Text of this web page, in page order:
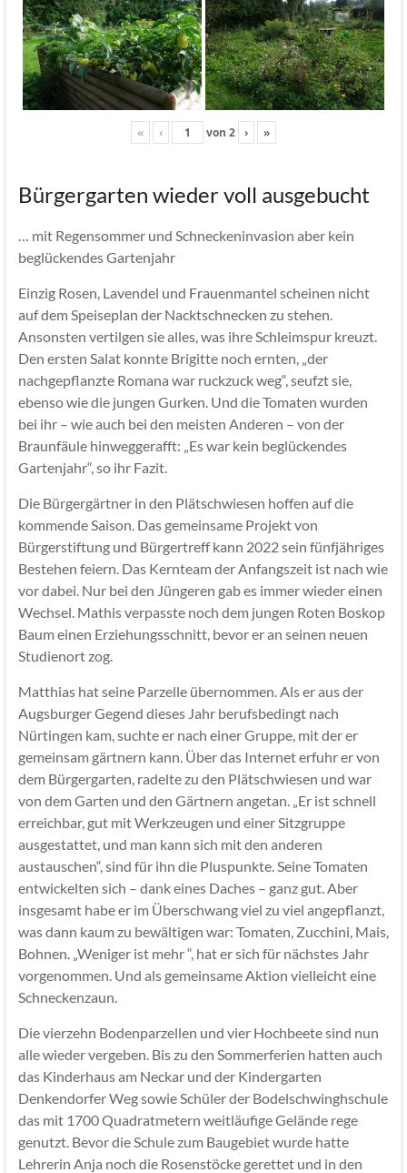
« ‹ von 2 › »
Bürgergarten wieder voll ausgebucht
… mit Regensommer und Schneckeninvasion aber kein
beglückendes Gartenjahr
Einzig Rosen, Lavendel und Frauenmantel scheinen nicht
auf dem Speiseplan der Nacktschnecken zu stehen.
Ansonsten vertilgen sie alles, was ihre Schleimspur kreuzt.
Den ersten Salat konnte Brigitte noch ernten, „der
nachgepflanzte Romana war ruckzuck weg“, seufzt sie,
ebenso wie die jungen Gurken. Und die Tomaten wurden
bei ihr – wie auch bei den meisten Anderen – von der
Braunfäule hinweggerafft: „Es war kein beglückendes
Gartenjahr“, so ihr Fazit.
Die Bürgergärtner in den Plätschwiesen hoffen auf die
kommende Saison. Das gemeinsame Projekt von
Bürgerstiftung und Bürgertreff kann 2022 sein fünfjähriges
Bestehen feiern. Das Kernteam der Anfangszeit ist nach wie
vor dabei. Nur bei den Jüngeren gab es immer wieder einen
Wechsel. Mathis verpasste noch dem jungen Roten Boskop
Baum einen Erziehungsschnitt, bevor er an seinen neuen
Studienort zog.
Matthias hat seine Parzelle übernommen. Als er aus der
Augsburger Gegend dieses Jahr berufsbedingt nach
Nürtingen kam, suchte er nach einer Gruppe, mit der er
gemeinsam gärtnern kann. Über das Internet erfuhr er von
dem Bürgergarten, radelte zu den Plätschwiesen und war
von dem Garten und den Gärtnern angetan. „Er ist schnell
erreichbar, gut mit Werkzeugen und einer Sitzgruppe
ausgestattet, und man kann sich mit den anderen
austauschen“, sind für ihn die Pluspunkte. Seine Tomaten
entwickelten sich – dank eines Daches – ganz gut. Aber
insgesamt habe er im Überschwang viel zu viel angepflanzt,
was dann kaum zu bewältigen war: Tomaten, Zucchini, Mais,
Bohnen. „Weniger ist mehr “, hat er sich für nächstes Jahr
vorgenommen. Und als gemeinsame Aktion vielleicht eine
Schneckenzaun.
Die vierzehn Bodenparzellen und vier Hochbeete sind nun
alle wieder vergeben. Bis zu den Sommerferien hatten auch
das Kinderhaus am Neckar und der Kindergarten
Denkendorfer Weg sowie Schüler der Bodelschwinghschule
das mit 1700 Quadratmetern weitläufige Gelände rege
genutzt. Bevor die Schule zum Baugebiet wurde hatte
Lehrerin Anja noch die Rosenstöcke gerettet und in den